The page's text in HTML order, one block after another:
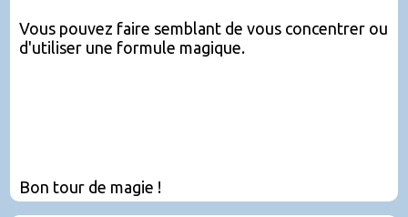
Vous pouvez faire semblant de vous concentrer ou
d'utiliser une formule magique.
Bon tour de magie !